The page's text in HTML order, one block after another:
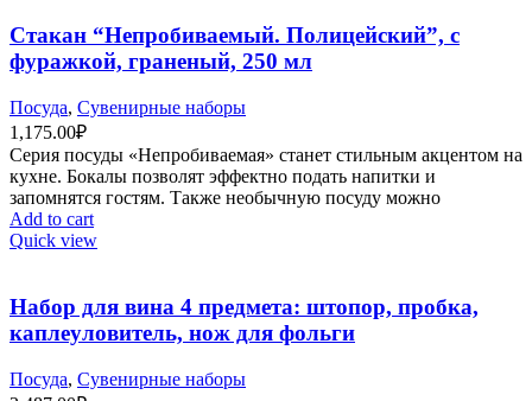
Стакан “Непробиваемый. Полицейский”, с
фуражкой, граненый, 250 мл
Посуда, Сувенирные наборы
1,175.00₽
Серия посуды «Непробиваемая» станет стильным акцентом на
кухне. Бокалы позволят эффектно подать напитки и
запомнятся гостям. Также необычную посуду можно
Add to cart
Quick view
Набор для вина 4 предмета: штопор, пробка,
каплеуловитель, нож для фольги
Посуда, Сувенирные наборы